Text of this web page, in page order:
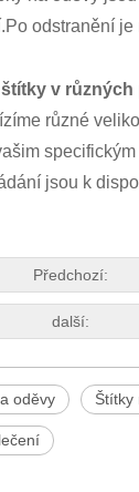
odstranění je
v
různé
jsou k
Předchozí:
další:
oděvy Štítky